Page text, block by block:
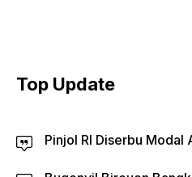
Top Update
Pinjol RI Diserbu Modal